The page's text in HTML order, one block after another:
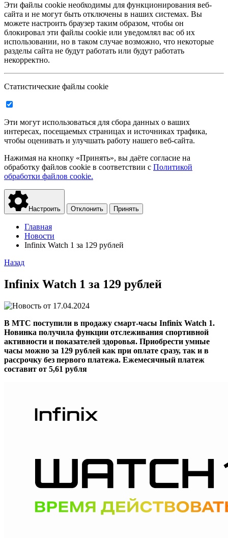
Эти файлы cookie необходимы для функционирования веб-
сайта и не могут быть отключены в наших системах. Вы
можете настроить браузер таким образом, чтобы он
блокировал эти файлы cookie или уведомлял вас об их
использовании, но в таком случае возможно, что некоторые
разделы сайта не будут работать или будут работать
некорректно.
Статистические файлы cookie
Эти могут использоваться для сбора данных о ваших
интересах, посещаемых страницах и источниках трафика,
чтобы оценивать и улучшать работу нашего веб-сайта.
Нажимая на кнопку «Принять», вы даёте согласие на
обработку файлов cookie в соответствии с Политикой
обработки файлов cookie.
Настроить Отклонить Принять
Главная
Новости
Infinix Watch 1 за 129 рублей
Назад
Infinix Watch 1 за 129 рублей
17.04.2024
В МТС поступили в продажу смарт-часы Infinix Watch 1.
Новинка получила функции отслеживания спортивной
активности и показателей здоровья. Приобрести умные
часы можно за 129 рублей как при оплате сразу, так и в
рассрочку без первого платежа. Ежемесячный платеж
составит от 5,61 рубля